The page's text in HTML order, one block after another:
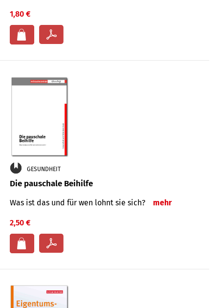
1,80 €
GESUNDHEIT
Die pauschale Beihilfe
Was ist das und für wen lohnt sie sich? mehr
2,50 €